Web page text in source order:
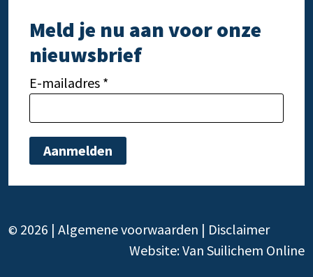
Meld je nu aan voor onze
nieuwsbrief
E-mailadres *
© 2026 | Algemene voorwaarden | Disclaimer
Website:Van Suilichem Online